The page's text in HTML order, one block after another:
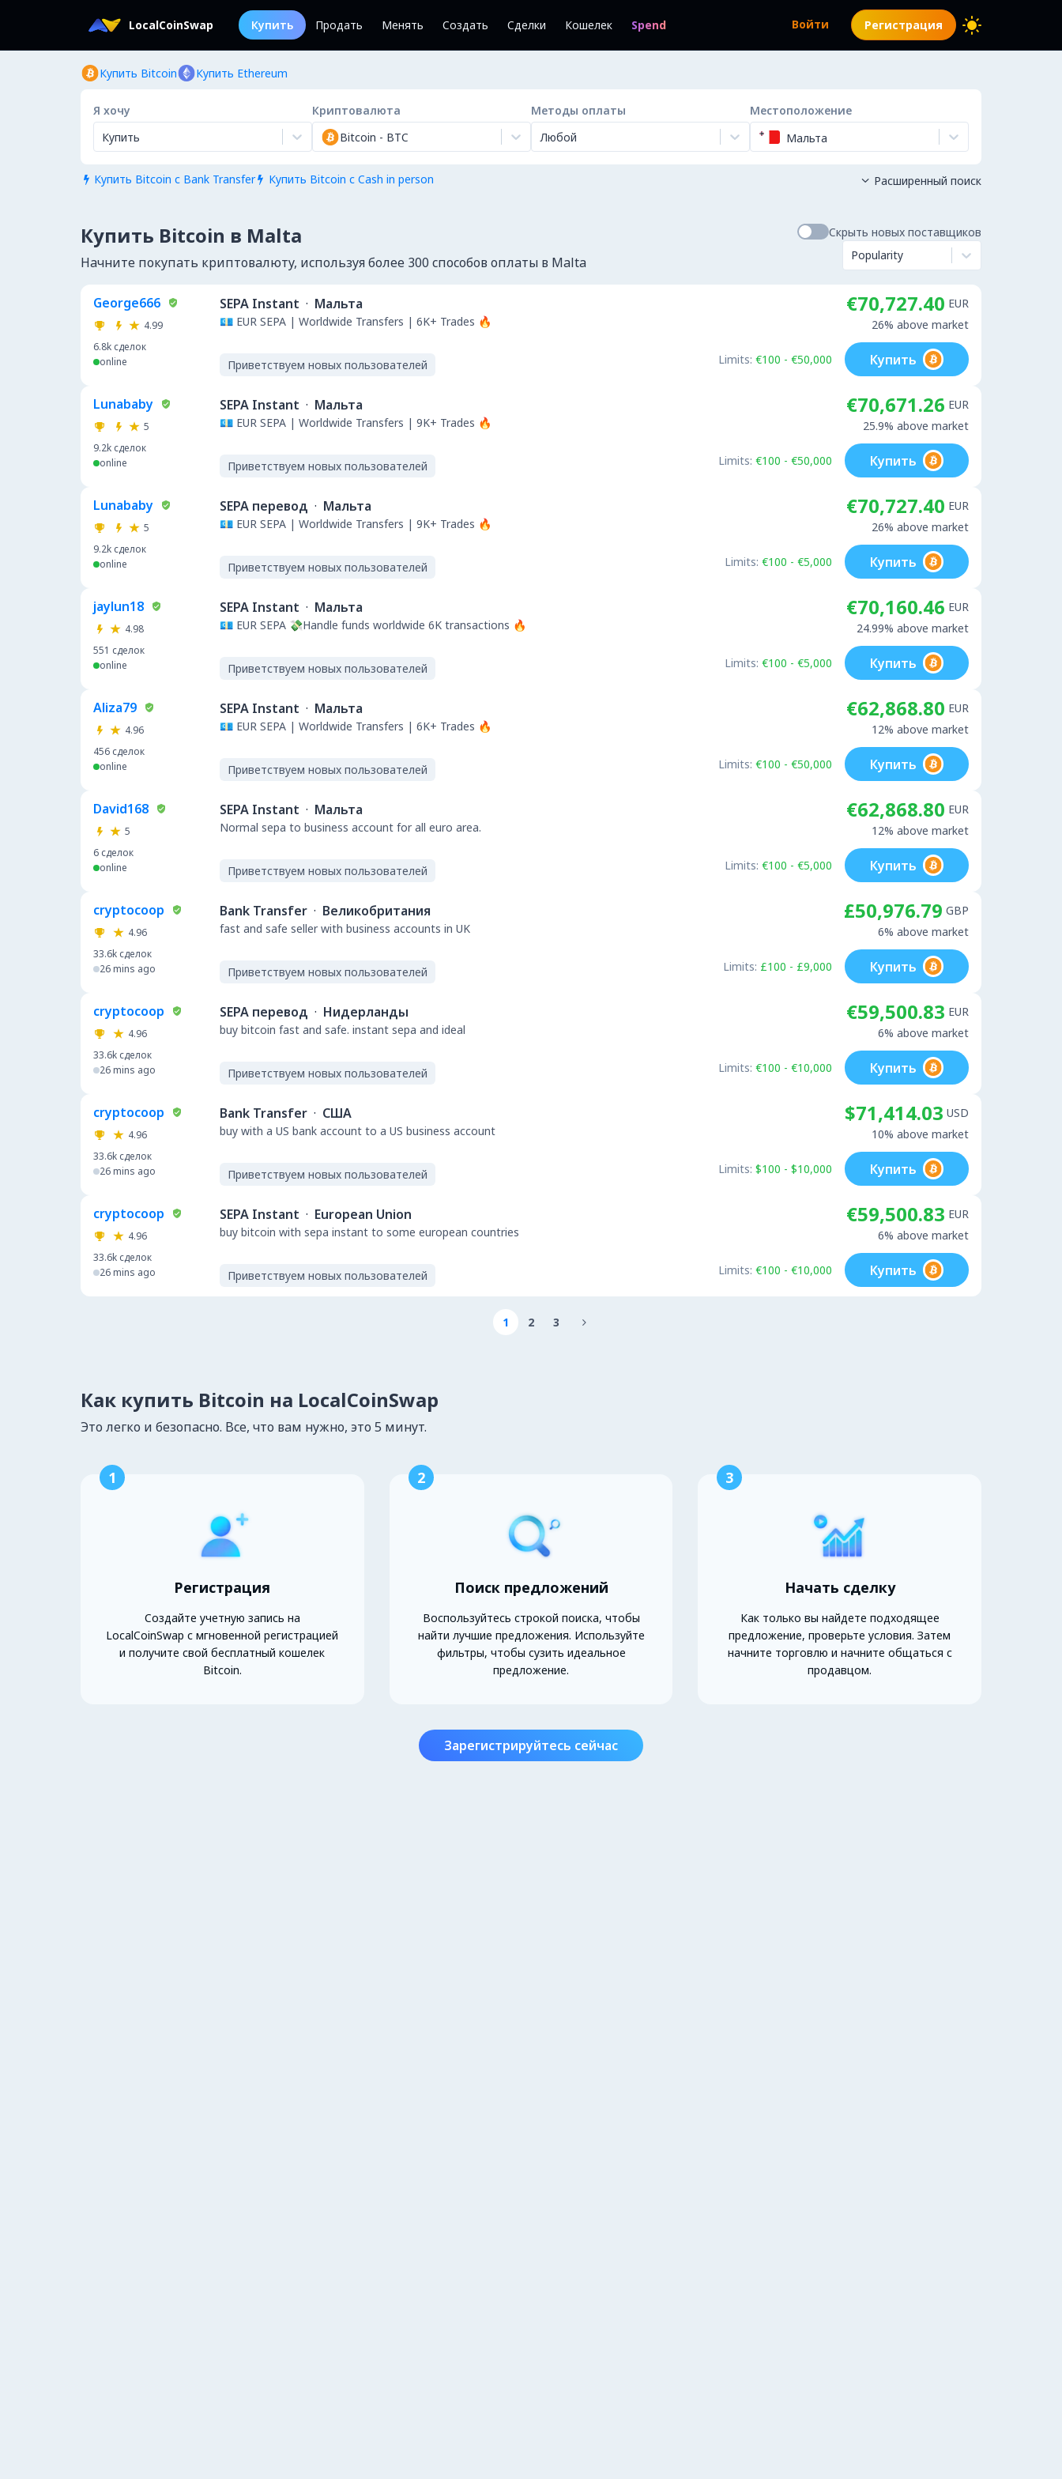
LocalCoinSwap Купить Продать Менять Создать Сделки Кошелек Spend Войти Регистрация
Купить Bitcoin Купить Ethereum
Я хочу
Купить
Криптовалюта
Bitcoin - BTC
Методы оплаты
Любой
Местоположение
Мальта
 Купить Bitcoin с Bank Transfer  Купить Bitcoin с Cash in person  Расширенный поиск
Купить Bitcoin в Malta
Начните покупать криптовалюту, используя более 300 способов оплаты в Malta
Скрыть новых поставщиков
Popularity
George666
4.99
6.8k сделок
online
SEPA Instant · Мальта
💶 EUR SEPA | Worldwide Transfers | 6K+ Trades 🔥
Приветствуем новых пользователей
€70,727.40 EUR
26% above market
Limits: €100 - €50,000 Купить
Lunababy
5
9.2k сделок
online
SEPA Instant · Мальта
💶 EUR SEPA | Worldwide Transfers | 9K+ Trades 🔥
Приветствуем новых пользователей
€70,671.26 EUR
25.9% above market
Limits: €100 - €50,000 Купить
Lunababy
5
9.2k сделок
online
SEPA перевод · Мальта
💶 EUR SEPA | Worldwide Transfers | 9K+ Trades 🔥
Приветствуем новых пользователей
€70,727.40 EUR
26% above market
Limits: €100 - €5,000 Купить
jaylun18
4.98
551 сделок
online
SEPA Instant · Мальта
💶 EUR SEPA 💸Handle funds worldwide 6K transactions 🔥
Приветствуем новых пользователей
€70,160.46 EUR
24.99% above market
Limits: €100 - €5,000 Купить
Aliza79
4.96
456 сделок
online
SEPA Instant · Мальта
💶 EUR SEPA | Worldwide Transfers | 6K+ Trades 🔥
Приветствуем новых пользователей
€62,868.80 EUR
12% above market
Limits: €100 - €50,000 Купить
David168
5
6 сделок
online
SEPA Instant · Мальта
Normal sepa to business account for all euro area.
Приветствуем новых пользователей
€62,868.80 EUR
12% above market
Limits: €100 - €5,000 Купить
cryptocoop
4.96
33.6k сделок
26 mins ago
Bank Transfer · Великобритания
fast and safe seller with business accounts in UK
Приветствуем новых пользователей
£50,976.79 GBP
6% above market
Limits: £100 - £9,000 Купить
cryptocoop
4.96
33.6k сделок
26 mins ago
SEPA перевод · Нидерланды
buy bitcoin fast and safe. instant sepa and ideal
Приветствуем новых пользователей
€59,500.83 EUR
6% above market
Limits: €100 - €10,000 Купить
cryptocoop
4.96
33.6k сделок
26 mins ago
Bank Transfer · США
buy with a US bank account to a US business account
Приветствуем новых пользователей
$71,414.03 USD
10% above market
Limits: $100 - $10,000 Купить
cryptocoop
4.96
33.6k сделок
26 mins ago
SEPA Instant · European Union
buy bitcoin with sepa instant to some european countries
Приветствуем новых пользователей
€59,500.83 EUR
6% above market
Limits: €100 - €10,000 Купить
1 2 3 
Как купить Bitcoin на LocalCoinSwap
Это легко и безопасно. Все, что вам нужно, это 5 минут.
1
Регистрация
Создайте учетную запись на
LocalCoinSwap с мгновенной регистрацией
и получите свой бесплатный кошелек
Bitcoin.
2
Поиск предложений
Воспользуйтесь строкой поиска, чтобы
найти лучшие предложения. Используйте
фильтры, чтобы сузить идеальное
предложение.
3
Начать сделку
Как только вы найдете подходящее
предложение, проверьте условия. Затем
начните торговлю и начните общаться с
продавцом.
Зарегистрируйтесь сейчас